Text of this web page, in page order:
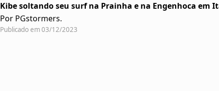
Kibe soltando seu surf na Prainha e na Engenhoca em
Por PGstormers.
Publicado em 03/12/2023